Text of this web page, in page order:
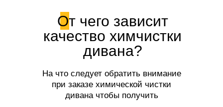
От чего зависит
качество химчистки
дивана?
На что следует обратить внимание
при заказе химической чистки
дивана чтобы получить